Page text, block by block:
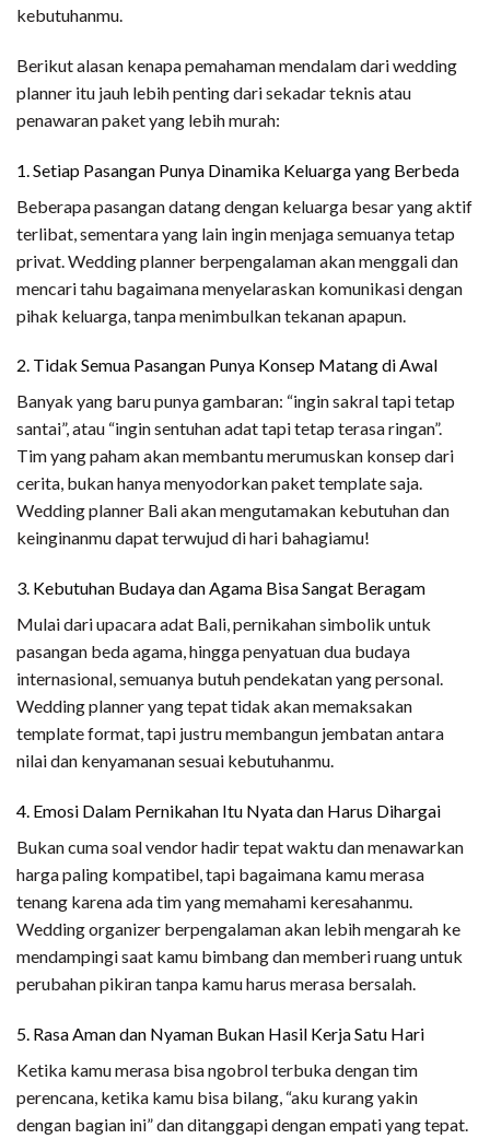
kebutuhanmu.
Berikut alasan kenapa pemahaman mendalam dari wedding
planner itu jauh lebih penting dari sekadar teknis atau
penawaran paket yang lebih murah:
1. Setiap Pasangan Punya Dinamika Keluarga yang Berbeda
Beberapa pasangan datang dengan keluarga besar yang aktif
terlibat, sementara yang lain ingin menjaga semuanya tetap
privat. Wedding planner berpengalaman akan menggali dan
mencari tahu bagaimana menyelaraskan komunikasi dengan
pihak keluarga, tanpa menimbulkan tekanan apapun.
2. Tidak Semua Pasangan Punya Konsep Matang di Awal
Banyak yang baru punya gambaran: “ingin sakral tapi tetap
santai”, atau “ingin sentuhan adat tapi tetap terasa ringan”.
Tim yang paham akan membantu merumuskan konsep dari
cerita, bukan hanya menyodorkan paket template saja.
Wedding planner Bali akan mengutamakan kebutuhan dan
keinginanmu dapat terwujud di hari bahagiamu!
3. Kebutuhan Budaya dan Agama Bisa Sangat Beragam
Mulai dari upacara adat Bali, pernikahan simbolik untuk
pasangan beda agama, hingga penyatuan dua budaya
internasional, semuanya butuh pendekatan yang personal.
Wedding planner yang tepat tidak akan memaksakan
template format, tapi justru membangun jembatan antara
nilai dan kenyamanan sesuai kebutuhanmu.
4. Emosi Dalam Pernikahan Itu Nyata dan Harus Dihargai
Bukan cuma soal vendor hadir tepat waktu dan menawarkan
harga paling kompatibel, tapi bagaimana kamu merasa
tenang karena ada tim yang memahami keresahanmu.
Wedding organizer berpengalaman akan lebih mengarah ke
mendampingi saat kamu bimbang dan memberi ruang untuk
perubahan pikiran tanpa kamu harus merasa bersalah.
5. Rasa Aman dan Nyaman Bukan Hasil Kerja Satu Hari
Ketika kamu merasa bisa ngobrol terbuka dengan tim
perencana, ketika kamu bisa bilang, “aku kurang yakin
dengan bagian ini” dan ditanggapi dengan empati yang tepat.